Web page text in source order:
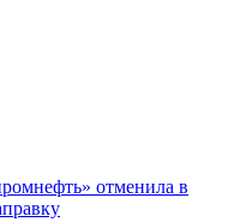
отменила в